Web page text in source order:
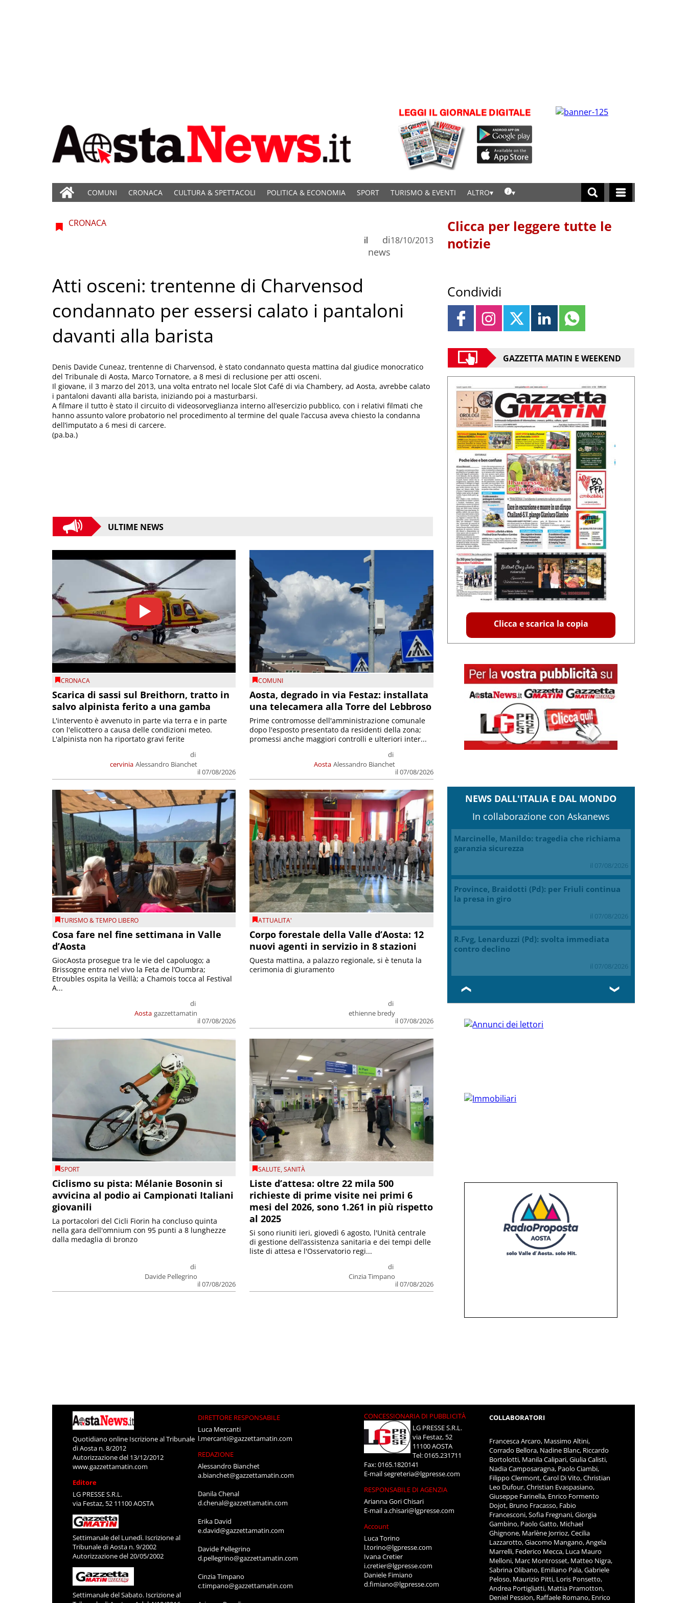
COMUNI CRONACA CULTURA & SPETTACOLI POLITICA & ECONOMIA SPORT TURISMO & EVENTI ALTRO
CRONACA
di
news
il 18/10/2013
Atti osceni: trentenne di Charvensod
condannato per essersi calato i pantaloni
davanti alla barista
Denis Davide Cuneaz, trentenne di Charvensod, è stato condannato questa mattina dal giudice monocratico
del Tribunale di Aosta, Marco Tornatore, a 8 mesi di reclusione per atti osceni.
Il giovane, il 3 marzo del 2013, una volta entrato nel locale Slot Café di via Chambery, ad Aosta, avrebbe calato
i pantaloni davanti alla barista, iniziando poi a masturbarsi.
A filmare il tutto è stato il circuito di videosorveglianza interno all’esercizio pubblico, con i relativi filmati che
hanno assunto valore probatorio nel procedimento al termine del quale l’accusa aveva chiesto la condanna
dell’imputato a 6 mesi di carcere.
(pa.ba.)
ULTIME NEWS
CRONACA
Scarica di sassi sul Breithorn, tratto in
salvo alpinista ferito a una gamba
cervinia
di
Alessandro Bianchet
il 07/08/2026
L'intervento è avvenuto in parte via terra e in parte
con l'elicottero a causa delle condizioni meteo.
L'alpinista non ha riportato gravi ferite
COMUNI
Aosta, degrado in via Festaz: installata
una telecamera alla Torre del Lebbroso
Aosta
di
Alessandro Bianchet
il 07/08/2026
Prime contromosse dell'amministrazione comunale
dopo l'esposto presentato da residenti della zona;
promessi anche maggiori controlli e ulteriori inter...
TURISMO & TEMPO LIBERO
Cosa fare nel fine settimana in Valle
d’Aosta
Aosta
di
gazzettamatin
il 07/08/2026
GiocAosta prosegue tra le vie del capoluogo; a
Brissogne entra nel vivo la Feta de l’Oumbra;
Etroubles ospita la Veillà; a Chamois tocca al Festival
A...
ATTUALITA'
Corpo forestale della Valle d’Aosta: 12
nuovi agenti in servizio in 8 stazioni
di
ethienne bredy
il 07/08/2026
Questa mattina, a palazzo regionale, si è tenuta la
cerimonia di giuramento
SPORT
Ciclismo su pista: Mélanie Bosonin si
avvicina al podio ai Campionati Italiani
giovanili
di
Davide Pellegrino
il 07/08/2026
La portacolori del Cicli Fiorin ha concluso quinta
nella gara dell'omnium con 95 punti a 8 lunghezze
dalla medaglia di bronzo
SALUTE,SANITÀ
Liste d’attesa: oltre 22 mila 500
richieste di prime visite nei primi 6
mesi del 2026, sono 1.261 in più rispetto
al 2025
di
Cinzia Timpano
il 07/08/2026
Si sono riuniti ieri, giovedì 6 agosto, l'Unità centrale
di gestione dell’assistenza sanitaria e dei tempi delle
liste di attesa e l'Osservatorio regi...
Clicca per leggere tutte le
notizie
Condividi
GAZZETTA MATIN E WEEKEND
Clicca e scarica la copia
NEWS DALL'ITALIA E DAL MONDO
In collaborazione con Askanews
Marcinelle, Manildo: tragedia che richiama
garanzia sicurezza
il 07/08/2026
Province, Braidotti (Pd): per Friuli continua
la presa in giro
il 07/08/2026
R.Fvg, Lenarduzzi (Pd): svolta immediata
contro declino
il 07/08/2026
❮ ❯
Quotidiano online Iscrizione al Tribunale
di Aosta n. 8/2012
Autorizzazione del 13/12/2012
www.gazzettamatin.com
Editore
LG PRESSE S.R.L.
via Festaz, 52 11100 AOSTA
Settimanale del Lunedì. Iscrizione al
Tribunale di Aosta n. 9/2002
Autorizzazione del 20/05/2002
Settimanale del Sabato. Iscrizione al
DIRETTORE RESPONSABILE
Luca Mercanti
l.mercanti@gazzettamatin.com
REDAZIONE
Alessandro Bianchet
a.bianchet@gazzettamatin.com
Danila Chenal
d.chenal@gazzettamatin.com
Erika David
e.david@gazzettamatin.com
Davide Pellegrino
d.pellegrino@gazzettamatin.com
Cinzia Timpano
c.timpano@gazzettamatin.com
CONCESSIONARIA DI PUBBLICITÀ
LG PRESSE S.R.L.
via Festaz, 52
11100 AOSTA
Tel: 0165.231711
Fax: 0165.1820141
E-mailsegreteria@lgpresse.com
RESPONSABILE DI AGENZIA
Arianna Gori Chisari
E-maila.chisari@lgpresse.com
Account
Luca Torino
l.torino@lgpresse.com
Ivana Cretier
i.cretier@lgpresse.com
Daniele Fimiano
d.fimiano@lgpresse.com
COLLABORATORI
Francesca Arcaro, Massimo Altini,
Corrado Bellora, Nadine Blanc, Riccardo
Bortolotti, Manila Calipari, Giulia Calisti,
Nadia Camposaragna, Paolo Ciambi,
Filippo Clermont, Carol Di Vito, Christian
Leo Dufour, Christian Evaspasiano,
Giuseppe Farinella, Enrico Formento
Dojot, Bruno Fracasso, Fabio
Francesconi, Sofia Fregnani, Giorgia
Gambino, Paolo Gatto, Michael
Ghignone, Marlène Jorrioz, Cecilia
Lazzarotto, Giacomo Mangano, Angela
Marrelli, Federico Mecca, Luca Mauro
Melloni, Marc Montrosset, Matteo Nigra,
Sabrina Olibano, Emiliano Pala, Gabriele
Peloso, Maurizio Pitti, Loris Ponsetto,
Andrea Portigliatti, Mattia Pramotton,
Deniel Pession, Raffaele Romano, Enrico